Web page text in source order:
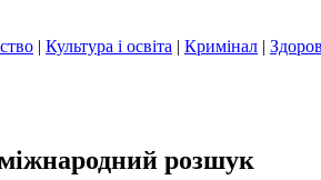
| Культура і освіта | Кримінал |
розшук